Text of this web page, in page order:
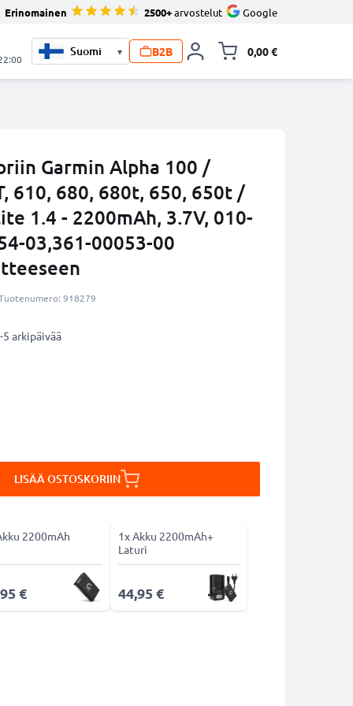
Erinomainen 2500+arvostelut Google
▾ B2B 0,00 €
Garmin Alpha 100 /
610, 680, 680t, 650, 650t /
1.4 - 2200mAh, 3.7V, 010-
03,361-00053-00
918279
arkipäivää
LISÄÄ OSTOSKORIIN
2200mAh
€
1x Akku 2200mAh+
Laturi
44,95 €